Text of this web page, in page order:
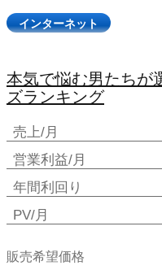
インターネット
本気で悩む男たちが
ズランキング
売上/月
営業利益/月
年間利回り
PV/月
販売希望価格